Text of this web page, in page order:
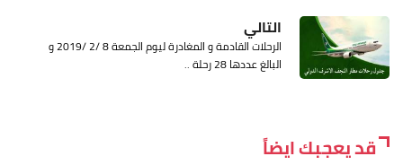
التالي
الرحلات القادمة و المغادرة ليوم الجمعة 8 /2 /2019 و
البالغ عددها 28 رحلة ..
قد يعجبك ايضاً